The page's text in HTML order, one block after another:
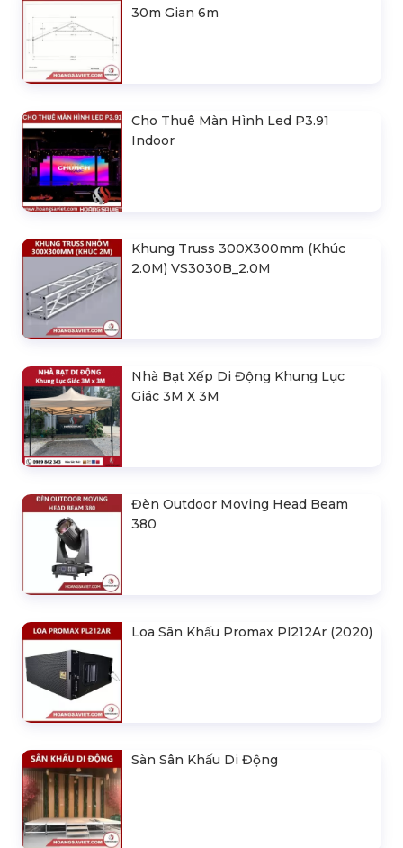
30m Gian 6m
Cho Thuê Màn Hình Led P3.91
Indoor
Khung Truss 300X300mm (Khúc
2.0M) VS3030B_2.0M
Nhà Bạt Xếp Di Động Khung Lục
Giác 3M X 3M
Đèn Outdoor Moving Head Beam
380
Loa Sân Khấu Promax Pl212Ar (2020)
Sàn Sân Khấu Di Động